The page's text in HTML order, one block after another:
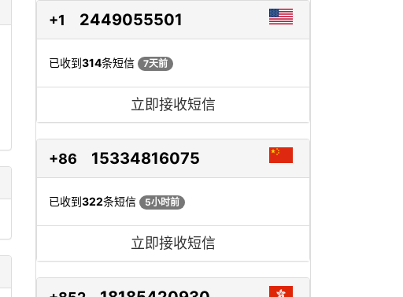
+1 2449055501
已收到314条短信 7天前
立即接收短信
+86 15334816075
已收到322条短信 5小时前
立即接收短信